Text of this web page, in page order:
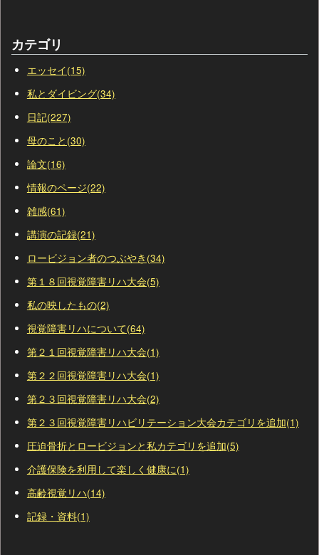
カテゴリ
エッセイ(15)
私とダイビング(34)
日記(227)
母のこと(30)
論文(16)
情報のページ(22)
雑感(61)
講演の記録(21)
ロービジョン者のつぶやき(34)
第１８回視覚障害リハ大会(5)
私の映したもの(2)
視覚障害リハについて(64)
第２１回視覚障害リハ大会(1)
第２２回視覚障害リハ大会(1)
第２３回視覚障害リハ大会(2)
第２３回視覚障害リハビリテーション大会カテゴリを追加(1)
圧迫骨折とロービジョンと私カテゴリを追加(5)
介護保険を利用して楽しく健康に(1)
高齢視覚リハ(14)
記録・資料(1)